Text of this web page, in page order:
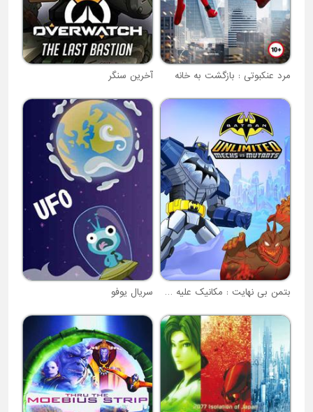
مرد عنکبوتی : بازگشت به خانه آخرین سنگر
بتمن بی نهایت : مکانیک علیه جهش یافتگان سریال یوفو